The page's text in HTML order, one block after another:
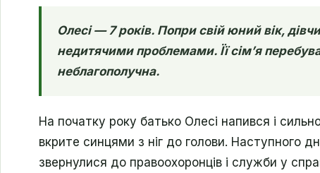
Олесі — 7 років. Попри свій юний вік,
недитячими проблемами. Її сім’я
неблагополучна.
На початку року батько Олесі напився і
вкрите синцями з ніг до голови. Наступного
звернулися до правоохоронців і служби у